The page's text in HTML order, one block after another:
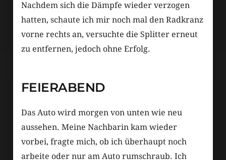
Nachdem sich die Dämpfe wieder verzogen
hatten, schaute ich mir noch mal den Radkranz
vorne rechts an, versuchte die Splitter erneut
zu entfernen, jedoch ohne Erfolg.
FEIERABEND
Das Auto wird morgen von unten wie neu
aussehen. Meine Nachbarin kam wieder
vorbei, fragte mich, ob ich überhaupt noch
arbeite oder nur am Auto rumschraub. Ich